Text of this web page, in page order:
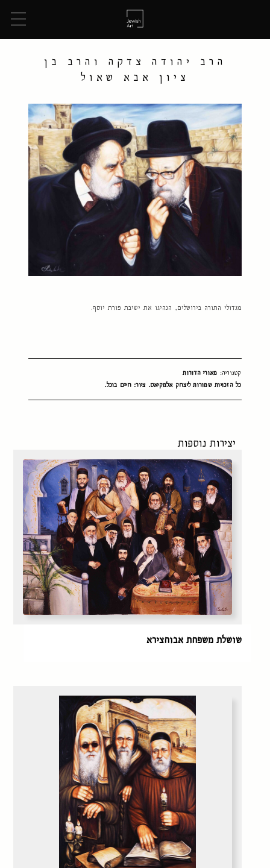
הרב יהודה צדקה והרב בן
ציון אבא שאול
מגדולי התורה בירושלים, הנהיגו את ישיבת פורת יוסף.
קטגוריה: מאורי הדורות
כל הזכויות שמורות ליצחק אלמקיאס. ציור: חיים בוכל.
יצירות נוספות
שושלת משפחת אבוחצירא